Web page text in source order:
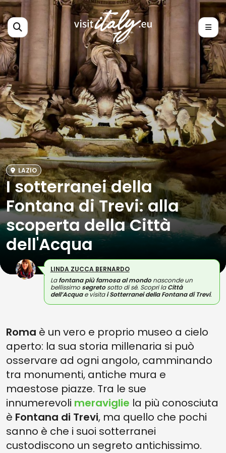
LAZIO
I sotterranei della
Fontana di Trevi: alla
scoperta della Città
dell'Acqua
LINDA ZUCCA BERNARDO
Lafontana più famosa al mondonasconde un
bellissimo segretosotto di sé. Scopri laCittà
dell’Acquae visitai Sotterranei della Fontana di Trevi.
Roma è un vero e proprio museo a cielo
aperto: la sua storia millenaria si può
osservare ad ogni angolo, camminando
tra monumenti, antiche mura e
maestose piazze. Tra le sue
innumerevoli meraviglie la più conosciuta
è Fontana di Trevi, ma quello che pochi
sanno è che i suoi sotterranei
custodiscono un segreto antichissimo.